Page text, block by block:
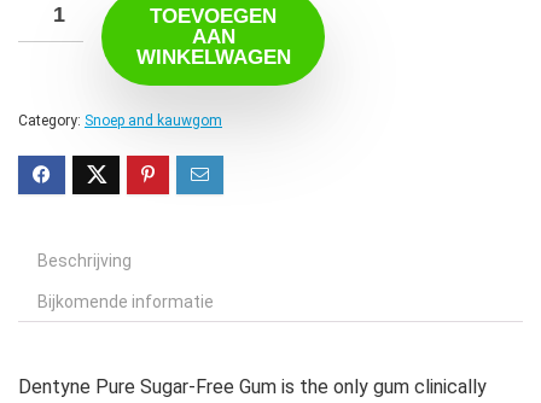
TOEVOEGEN
AAN
WINKELWAGEN
Category: Snoep and kauwgom
Beschrijving
Bijkomende informatie
Dentyne Pure Sugar-Free Gum is the only gum clinically